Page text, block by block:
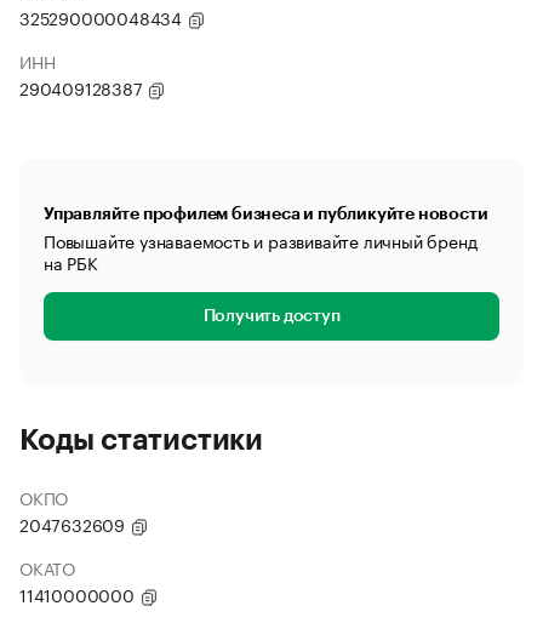
325290000048434
ИНН
290409128387
Управляйте профилем бизнеса и публикуйте новости
Повышайте узнаваемость и развивайте личный бренд
на РБК
Получить доступ
Коды статистики
ОКПО
2047632609
ОКАТО
11410000000